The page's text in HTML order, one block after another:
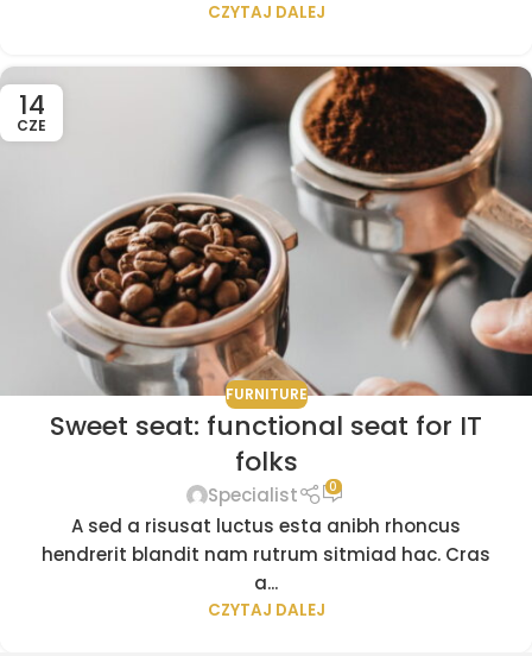
CZYTAJ DALEJ
14
CZE
FURNITURE
Sweet seat: functional seat for IT
folks
Specialist 0
A sed a risusat luctus esta anibh rhoncus
hendrerit blandit nam rutrum sitmiad hac. Cras
a...
CZYTAJ DALEJ